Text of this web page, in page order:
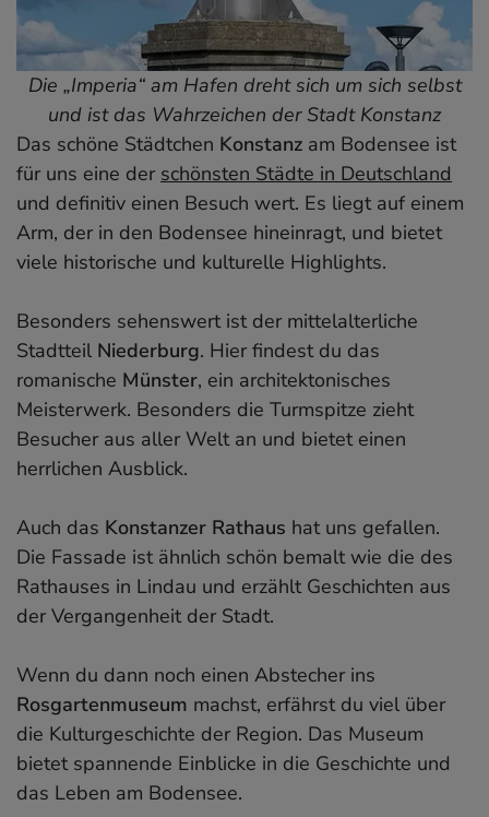
Die „Imperia“ am Hafen dreht sich um sich selbst
und ist das Wahrzeichen der Stadt Konstanz
Das schöne Städtchen Konstanz am Bodensee ist
für uns eine der schönsten Städte in Deutschland
und definitiv einen Besuch wert. Es liegt auf einem
Arm, der in den Bodensee hineinragt, und bietet
viele historische und kulturelle Highlights.
Besonders sehenswert ist der mittelalterliche
Stadtteil Niederburg. Hier findest du das
romanische Münster, ein architektonisches
Meisterwerk. Besonders die Turmspitze zieht
Besucher aus aller Welt an und bietet einen
herrlichen Ausblick.
Auch das Konstanzer Rathaus hat uns gefallen.
Die Fassade ist ähnlich schön bemalt wie die des
Rathauses in Lindau und erzählt Geschichten aus
der Vergangenheit der Stadt.
Wenn du dann noch einen Abstecher ins
Rosgartenmuseum machst, erfährst du viel über
die Kulturgeschichte der Region. Das Museum
bietet spannende Einblicke in die Geschichte und
das Leben am Bodensee.